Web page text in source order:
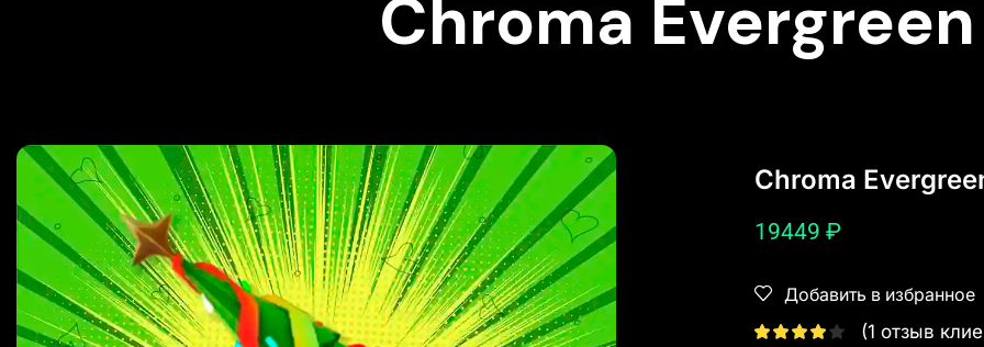
Chroma
Chroma
19449 ₽
Добавить в избранное
(1 отзыв